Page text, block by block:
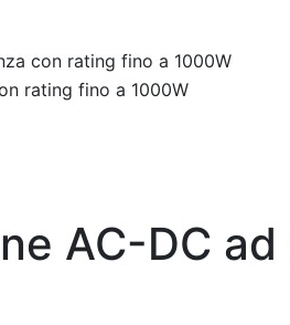
con rating fino a 1000W
AC-DC